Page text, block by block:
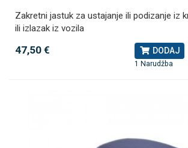
Zakretni jastuk za ustajanje ili podizanje iz
ili izlazak iz vozila
47,50 € DODAJ
1 Narudžba